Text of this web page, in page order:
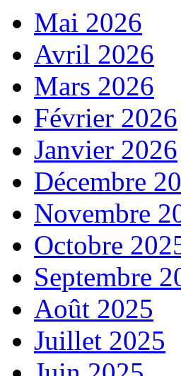
Mai 2026
Avril 2026
Mars 2026
Février 2026
Janvier 2026
Décembre
Novembre
Octobre
Septembre
Août 2025
Juillet 2025